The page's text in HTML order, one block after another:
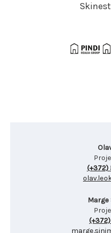
(+372)
(+372)